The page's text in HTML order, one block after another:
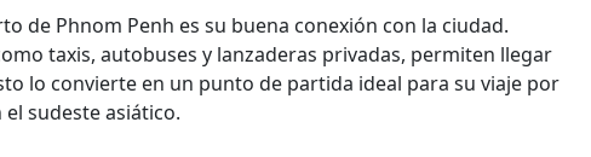
de Phnom Penh es su buena conexión con la ciudad.
taxis, autobuses y lanzaderas privadas, permiten llegar
lo convierte en un punto de partida ideal para su viaje por
sudeste asiático.